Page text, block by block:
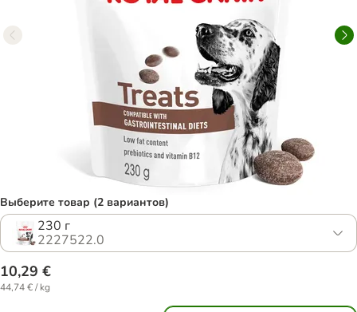
Выберите товар (2 вариантов)
230 г
2227522.0
10,29 €
44,74 € / kg